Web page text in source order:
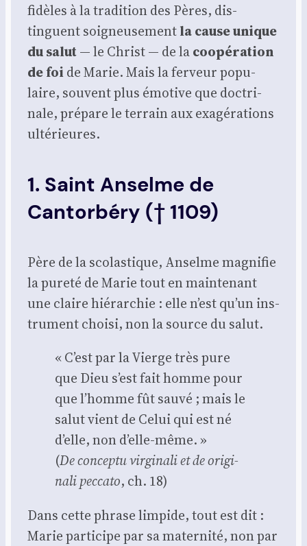
fidèles à la tra­di­tion des Pères, dis­
tinguent soi­gneu­se­mentla cause unique
du salut— le Christ — de lacoopé­ra­tion
de foide Marie. Mais la fer­veur popu­
laire, sou­vent plus émo­tive que doc­tri­
nale, pré­pare le ter­rain aux exa­gé­ra­tions
ulté­rieures.
1. Saint Anselme de
Cantorbéry († 1109)
Père de la sco­las­tique, Anselme magni­fie
la pure­té de Marie tout en main­te­nant
une claire hié­rar­chie : elle n’est qu’un ins­
tru­ment choi­si, non la source du salut.
« C’est par la Vierge très pure
que Dieu s’est fait homme pour
que l’homme fût sau­vé ; mais le
salut vient de Celui qui est né
d’elle, non d’elle-même. »
(De concep­tu vir­gi­na­li et de ori­gi­
na­li pec­ca­to, ch. 18)
Dans cette phrase lim­pide, tout est dit :
Marie par­ti­cipe par sa mater­ni­té, non par